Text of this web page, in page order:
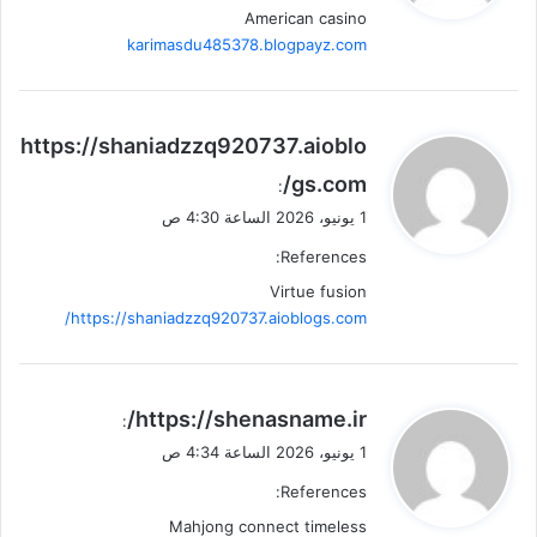
American casino
karimasdu485378.blogpayz.com
ي
و
ل
https://shaniadzzq920737.aioblo
gs.com/
:
1 يونيو، 2026 الساعة 4:30 ص
References:
Virtue fusion
https://shaniadzzq920737.aioblogs.com/
ي
ق
ل
https://shenasname.ir/
:
1 يونيو، 2026 الساعة 4:34 ص
References:
Mahjong connect timeless